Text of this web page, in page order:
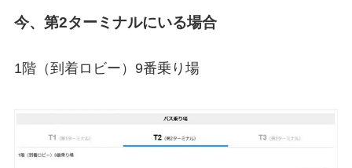
今、第2ターミナルにいる場合
1階（到着ロビー）9番乗り場